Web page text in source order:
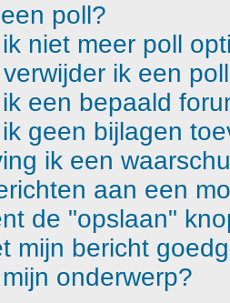
poll?
niet meer poll
ik een
een bepaald
geen bijlagen
ik een
aan een
de "opslaan"
mijn bericht
onderwerp?